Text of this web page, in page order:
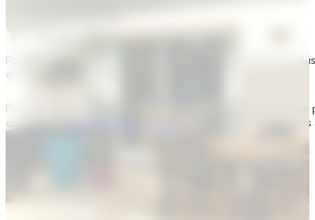
Pour que la construction se fasse dans les délais attribués,
en considérant le budget.
Pour construire une maison neuve, il est essentiel de suivre
construction.
, nous vous